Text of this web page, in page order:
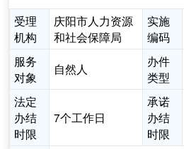
受理
机构
庆阳市人力资源
和社会保障局
实施
编码
服务
对象
自然人
办件
类型
法定
办结
时限
7个工作日
承诺
办结
时限